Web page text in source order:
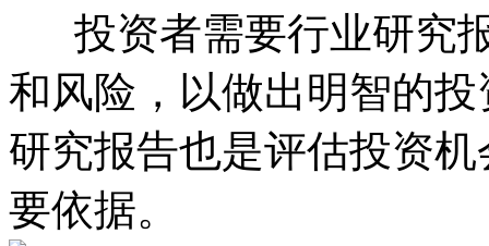
投资者需要行业研究
和风险，以做出明智的
研究报告也是评估投资
要依据。